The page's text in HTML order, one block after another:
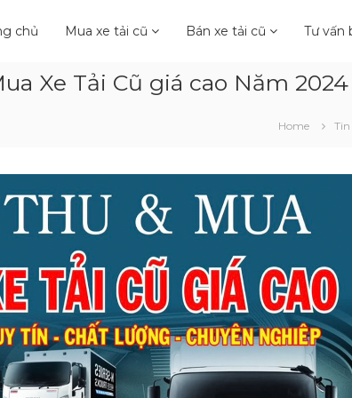
chủ Mua xe tải cũ Bán xe tải cũ Tư vấn
Xe Tải Cũ giá cao Năm 2024
Home